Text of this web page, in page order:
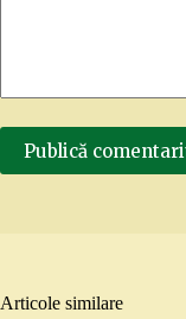
Publică
Articole similare